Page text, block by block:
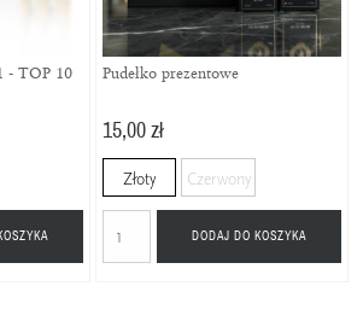
- TOP 10
Pudełko prezentowe
15,00 zł
Złoty Czerwony
DODAJ DO KOSZYKA